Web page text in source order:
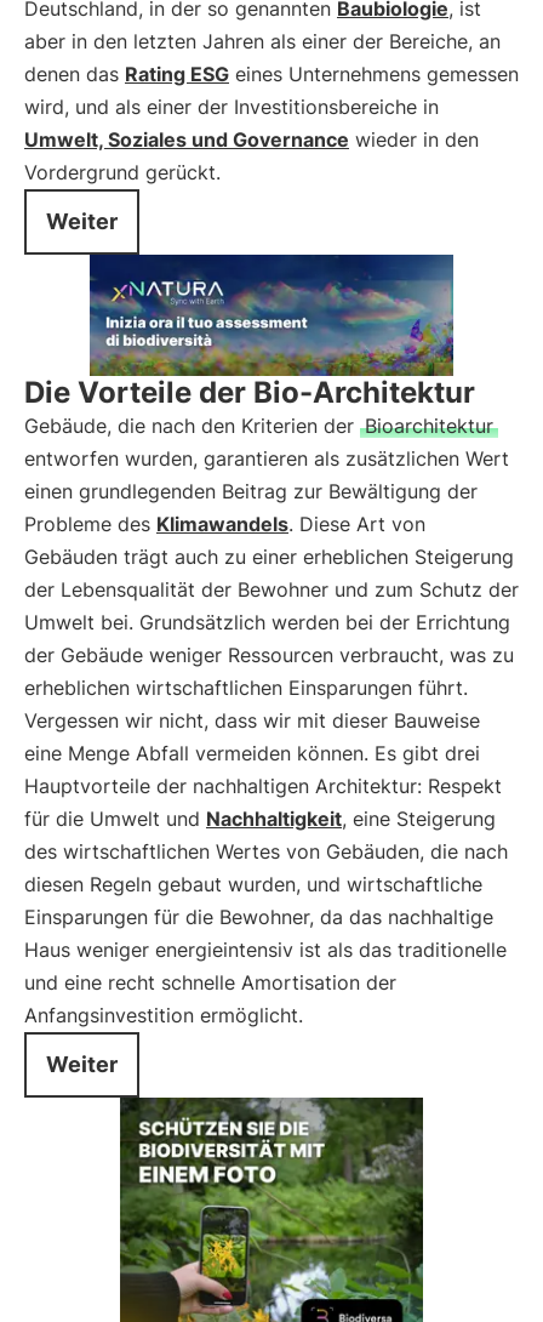
Deutschland, in der so genannten Baubiologie, ist
aber in den letzten Jahren als einer der Bereiche, an
denen das Rating ESG eines Unternehmens gemessen
wird, und als einer der Investitionsbereiche in
Umwelt, Soziales und Governance wieder in den
Vordergrund gerückt.
Weiter
Die Vorteile der Bio-Architektur
Gebäude, die nach den Kriterien der Bioarchitektur
entworfen wurden, garantieren als zusätzlichen Wert
einen grundlegenden Beitrag zur Bewältigung der
Probleme des Klimawandels. Diese Art von
Gebäuden trägt auch zu einer erheblichen Steigerung
der Lebensqualität der Bewohner und zum Schutz der
Umwelt bei. Grundsätzlich werden bei der Errichtung
der Gebäude weniger Ressourcen verbraucht, was zu
erheblichen wirtschaftlichen Einsparungen führt.
Vergessen wir nicht, dass wir mit dieser Bauweise
eine Menge Abfall vermeiden können. Es gibt drei
Hauptvorteile der nachhaltigen Architektur: Respekt
für die Umwelt und Nachhaltigkeit, eine Steigerung
des wirtschaftlichen Wertes von Gebäuden, die nach
diesen Regeln gebaut wurden, und wirtschaftliche
Einsparungen für die Bewohner, da das nachhaltige
Haus weniger energieintensiv ist als das traditionelle
und eine recht schnelle Amortisation der
Anfangsinvestition ermöglicht.
Weiter